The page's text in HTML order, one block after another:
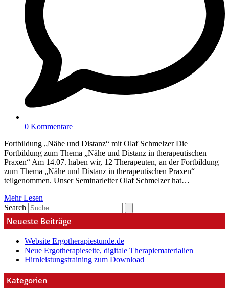
0 Kommentare
Fortbildung „Nähe und Distanz“ mit Olaf Schmelzer Die
Fortbildung zum Thema „Nähe und Distanz in therapeutischen
Praxen“ Am 14.07. haben wir, 12 Therapeuten, an der Fortbildung
zum Thema „Nähe und Distanz in therapeutischen Praxen“
teilgenommen. Unser Seminarleiter Olaf Schmelzer hat…
Mehr Lesen
Search
Neueste Beiträge
Website Ergotherapiestunde.de
Neue Ergotherapieseite, digitale Therapiematerialien
Hirnleistungstraining zum Download
Kategorien